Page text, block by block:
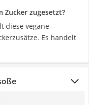
Zucker zugesetzt?
diese vegane
Es handelt